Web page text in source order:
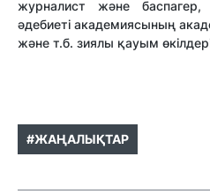
журналист және
әдебиеті академиясының
және т.б. зиялы қауым
#ЖАҢАЛЫҚТАР